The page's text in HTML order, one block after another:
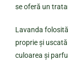
se oferă un
Lavanda
proprie și
culoarea și